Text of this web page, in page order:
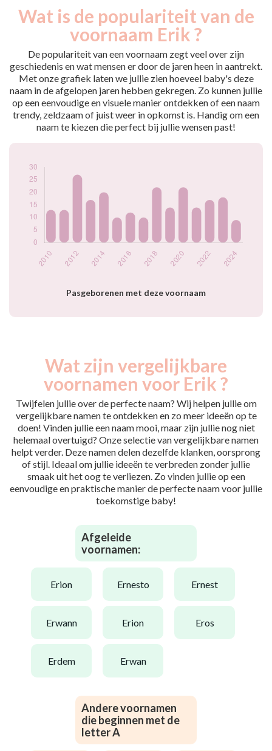
Wat is de populariteit van de
voornaam Erik ?
De populariteit van een voornaam zegt veel over zijn
geschiedenis en wat mensen er door de jaren heen in aantrekt.
Met onze grafiek laten we jullie zien hoeveel baby's deze
naam in de afgelopen jaren hebben gekregen. Zo kunnen jullie
op een eenvoudige en visuele manier ontdekken of een naam
trendy, zeldzaam of juist weer in opkomst is. Handig om een
naam te kiezen die perfect bij jullie wensen past!
Pasgeborenen met deze voornaam
Popularité du
Année
Nouveaux-
nés
2010
13
2011
13
2012
27
2013
17
2014
20
2015
10
12
2019
2020
2021
2022
17
Wat zijn vergelijkbare
voornamen voor Erik ?
Twijfelen jullie over de perfecte naam? Wij helpen jullie om
vergelijkbare namen te ontdekken en zo meer ideeën op te
doen! Vinden jullie een naam mooi, maar zijn jullie nog niet
helemaal overtuigd? Onze selectie van vergelijkbare namen
helpt verder. Deze namen delen dezelfde klanken, oorsprong
of stijl. Ideaal om jullie ideeën te verbreden zonder jullie
smaak uit het oog te verliezen. Zo vinden jullie op een
eenvoudige en praktische manier de perfecte naam voor jullie
toekomstige baby!
Afgeleide
voornamen:
erion ernesto ernest
erwann erion eros
erdem erwan
Andere voornamen
die beginnen met de
letter A